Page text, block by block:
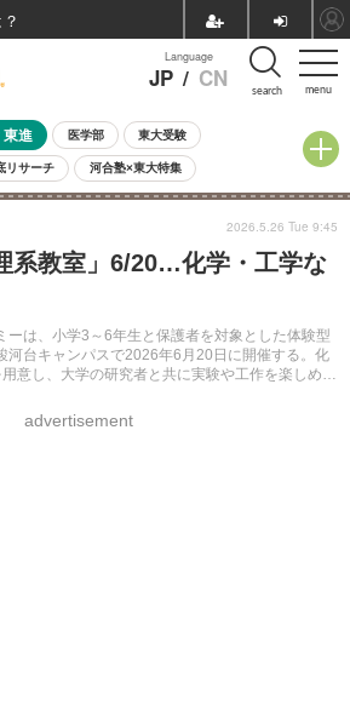
menu
Language
JP / CN search
東進 医学部 東大受験
リサーチ 河合塾×東大特集
校受験 中学受験 小学校受験
国公立高校 過去問 人気記事
系教室」6/20…化学・工学な
は、小学3～6年生と保護者を対象とした体験型
河台キャンパスで2026年6月20日に開催する。化
意し、大学の研究者と共に実験や工作を楽しめ
advertisement
2026.5.26 Tue 9:45